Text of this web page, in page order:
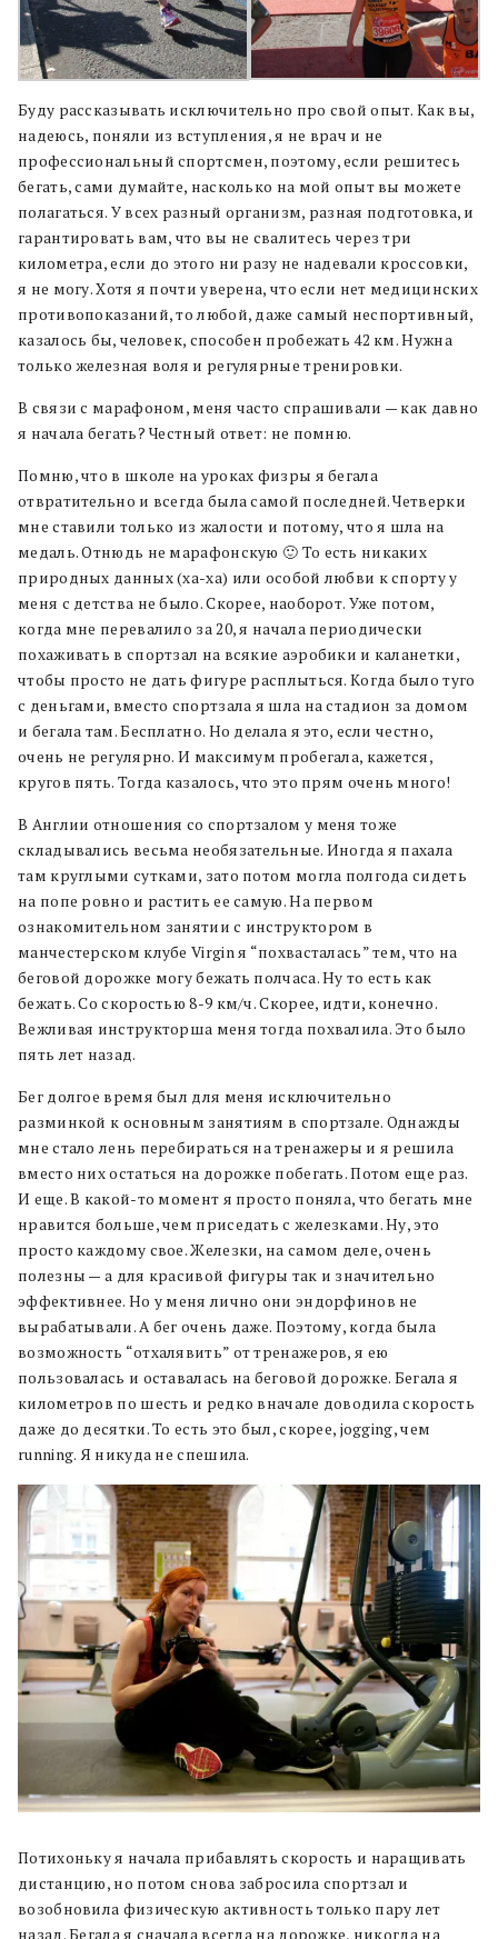
Буду рассказывать исключительно про свой опыт. Как вы,
надеюсь, поняли из вступления, я не врач и не
профессиональный спортсмен, поэтому, если решитесь
бегать, сами думайте, насколько на мой опыт вы можете
полагаться. У всех разный организм, разная подготовка, и
гарантировать вам, что вы не свалитесь через три
километра, если до этого ни разу не надевали кроссовки,
я не могу. Хотя я почти уверена, что если нет медицинских
противопоказаний, то любой, даже самый неспортивный,
казалось бы, человек, способен пробежать 42 км. Нужна
только железная воля и регулярные тренировки.
В связи с марафоном, меня часто спрашивали — как давно
я начала бегать? Честный ответ: не помню.
Помню, что в школе на уроках физры я бегала
отвратительно и всегда была самой последней. Четверки
мне ставили только из жалости и потому, что я шла на
медаль. Отнюдь не марафонскую 🙂 То есть никаких
природных данных (ха-ха) или особой любви к спорту у
меня с детства не было. Скорее, наоборот. Уже потом,
когда мне перевалило за 20, я начала периодически
похаживать в спортзал на всякие аэробики и каланетки,
чтобы просто не дать фигуре расплыться. Когда было туго
с деньгами, вместо спортзала я шла на стадион за домом
и бегала там. Бесплатно. Но делала я это, если честно,
очень не регулярно. И максимум пробегала, кажется,
кругов пять. Тогда казалось, что это прям очень много!
В Англии отношения со спортзалом у меня тоже
складывались весьма необязательные. Иногда я пахала
там круглыми сутками, зато потом могла полгода сидеть
на попе ровно и растить ее самую. На первом
ознакомительном занятии с инструктором в
манчестерском клубе Virgin я “похвасталась” тем, что на
беговой дорожке могу бежать полчаса. Ну то есть как
бежать. Со скоростью 8-9 км/ч. Скорее, идти, конечно.
Вежливая инструкторша меня тогда похвалила. Это было
пять лет назад.
Бег долгое время был для меня исключительно
разминкой к основным занятиям в спортзале. Однажды
мне стало лень перебираться на тренажеры и я решила
вместо них остаться на дорожке побегать. Потом еще раз.
И еще. В какой-то момент я просто поняла, что бегать мне
нравится больше, чем приседать с железками. Ну, это
просто каждому свое. Железки, на самом деле, очень
полезны — а для красивой фигуры так и значительно
эффективнее. Но у меня лично они эндорфинов не
вырабатывали. А бег очень даже. Поэтому, когда была
возможность “отхалявить” от тренажеров, я ею
пользовалась и оставалась на беговой дорожке. Бегала я
километров по шесть и редко вначале доводила скорость
даже до десятки. То есть это был, скорее, jogging, чем
running. Я никуда не спешила.
Потихоньку я начала прибавлять скорость и наращивать
дистанцию, но потом снова забросила спортзал и
возобновила физическую активность только пару лет
назад. Бегала я сначала всегда на дорожке, никогда на